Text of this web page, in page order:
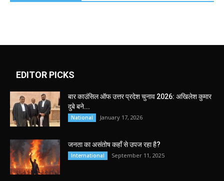
EDITOR PICKS
बार काउंसिल ऑफ उत्तर प्रदेश चुनाव 2026: अखिलेश कुमार
दुबे बने...
National January 17, 2026
जनता का असंतोष कहाँ से उपज रहा है?
International September 11, 2025